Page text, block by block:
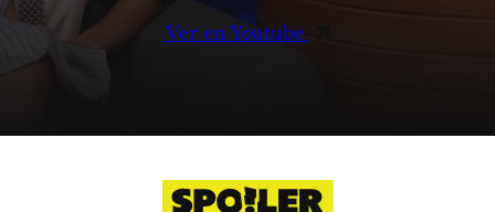
Ver en Youtube